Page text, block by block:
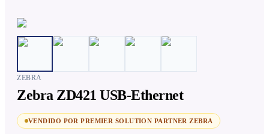
ZEBRA
Zebra ZD421 USB-Ethernet
VENDIDO POR PREMIER SOLUTION PARTNER ZEBRA